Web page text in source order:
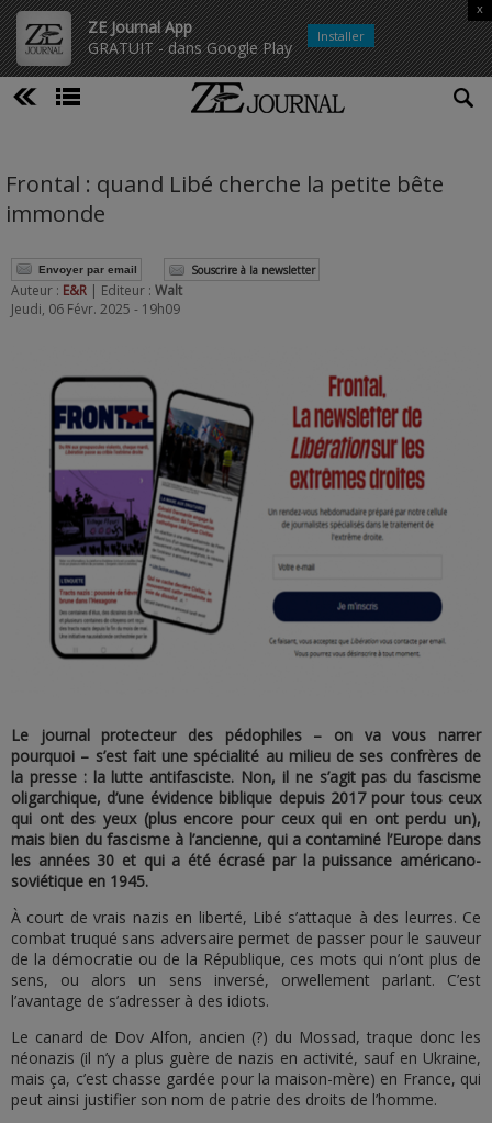
ZE Journal App
GRATUIT - dans Google Play
x
Installer
Frontal : quand Libé cherche la petite bête
immonde
Envoyer par email Souscrire à la newsletter
Auteur : E&R | Editeur : Walt
Jeudi, 06 Févr. 2025 - 19h09
Le journal protecteur des pédophiles – on va vous narrer
pourquoi – s’est fait une spécialité au milieu de ses confrères de
la presse : la lutte antifasciste. Non, il ne s’agit pas du fascisme
oligarchique, d’une évidence biblique depuis 2017 pour tous ceux
qui ont des yeux (plus encore pour ceux qui en ont perdu un),
mais bien du fascisme à l’ancienne, qui a contaminé l’Europe dans
les années 30 et qui a été écrasé par la puissance américano-
soviétique en 1945.
À court de vrais nazis en liberté, Libé s’attaque à des leurres. Ce
combat truqué sans adversaire permet de passer pour le sauveur
de la démocratie ou de la République, ces mots qui n’ont plus de
sens, ou alors un sens inversé, orwellement parlant. C’est
l’avantage de s’adresser à des idiots.
Le canard de Dov Alfon, ancien (?) du Mossad, traque donc les
néonazis (il n’y a plus guère de nazis en activité, sauf en Ukraine,
mais ça, c’est chasse gardée pour la maison-mère) en France, qui
peut ainsi justifier son nom de patrie des droits de l’homme.